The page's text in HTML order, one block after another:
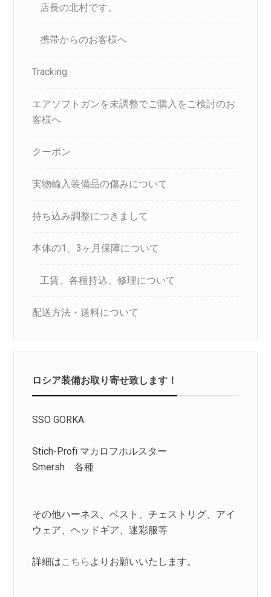
店長の北村です。
携帯からのお客様へ
Tracking
エアソフトガンを未調整でご購入をご検討のお
客様へ
クーポン
実物輸入装備品の傷みについて
持ち込み調整につきまして
本体の1、3ヶ月保障について
工賃、各種持込、修理について
配送方法・送料について
ロシア装備お取り寄せ致します！
SSO GORKA
Stich-Profi マカロフホルスター
Smersh 各種
その他ハーネス、ベスト、チェストリグ、アイ
ウェア、ヘッドギア、迷彩服等
詳細はこちら よりお願いいたします。